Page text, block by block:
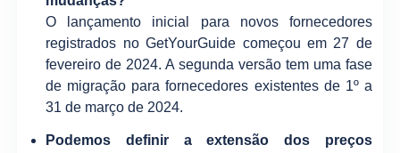
O lançamento inicial para novos fornecedores
registrados no GetYourGuide começou em 27 de
fevereiro de 2024. A segunda versão tem uma fase
de migração para fornecedores existentes de 1º a
31 de março de 2024.
Podemos definir a extensão dos preços